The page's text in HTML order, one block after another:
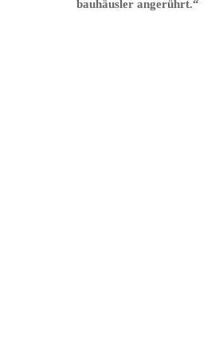
bauhäusler angerührt.“